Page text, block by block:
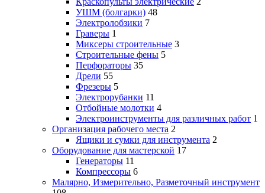
УШМ (болгарки) 48
Электролобзики 7
Граверы 1
Миксеры строительные 3
Строительные фены 5
Перфораторы 35
Дрели 55
Фрезеры 5
Электрорубанки 11
Отбойные молотки 4
Электроинструменты для различных работ 1
Организация рабочего места 2
Ящики и сумки для инструмента 2
Оборудование для мастерской 17
Генераторы 11
Компрессоры 6
Малярно, Измерительно, Разметочный инструмент